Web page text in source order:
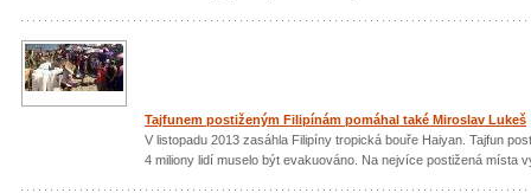
Tajfunem postiženým Filipínám pomáhal také Miroslav Lukeš
V listopadu 2013 zasáhla Filipíny tropická bouře Haiyan. Tajfun
4 miliony lidí muselo být evakuováno. Na nejvíce postižená místa